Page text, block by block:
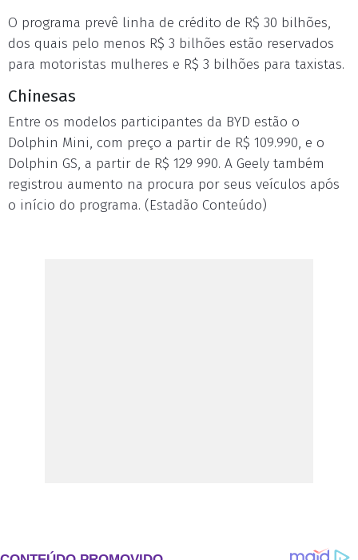
O programa prevê linha de crédito de R$ 30 bilhões,
dos quais pelo menos R$ 3 bilhões estão reservados
para motoristas mulheres e R$ 3 bilhões para taxistas.
Chinesas
Entre os modelos participantes da BYD estão o
Dolphin Mini, com preço a partir de R$ 109.990, e o
Dolphin GS, a partir de R$ 129 990. A Geely também
registrou aumento na procura por seus veículos após
o início do programa. (Estadão Conteúdo)